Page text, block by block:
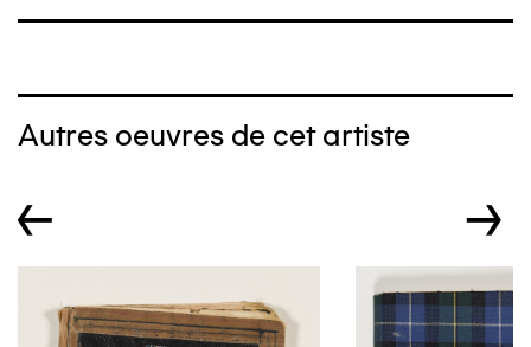
Autres oeuvres de cet artiste
← →